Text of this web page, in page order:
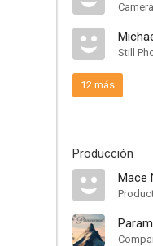
Still
12 más
Producción
Mace